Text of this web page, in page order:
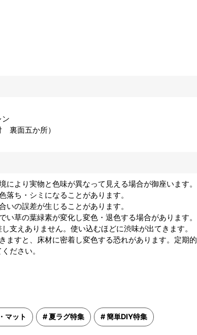
裏面五か所）
により実物と色味が異なって見える場合が御座います。
ち・シミになることがあります。
の誤差が生じることがあります。
い草の葉緑素が変化し変色・退色する場合があります。
支えありません。使い込むほどに渋味が出てきます。
ますと、床材に密着し変色する恐れがあります。定期的
ださい。
マット 夏ラグ特集 簡単DIY特集